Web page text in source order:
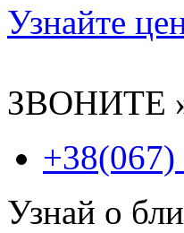
Узнайте
ЗВОНИТЕ
Узнай о